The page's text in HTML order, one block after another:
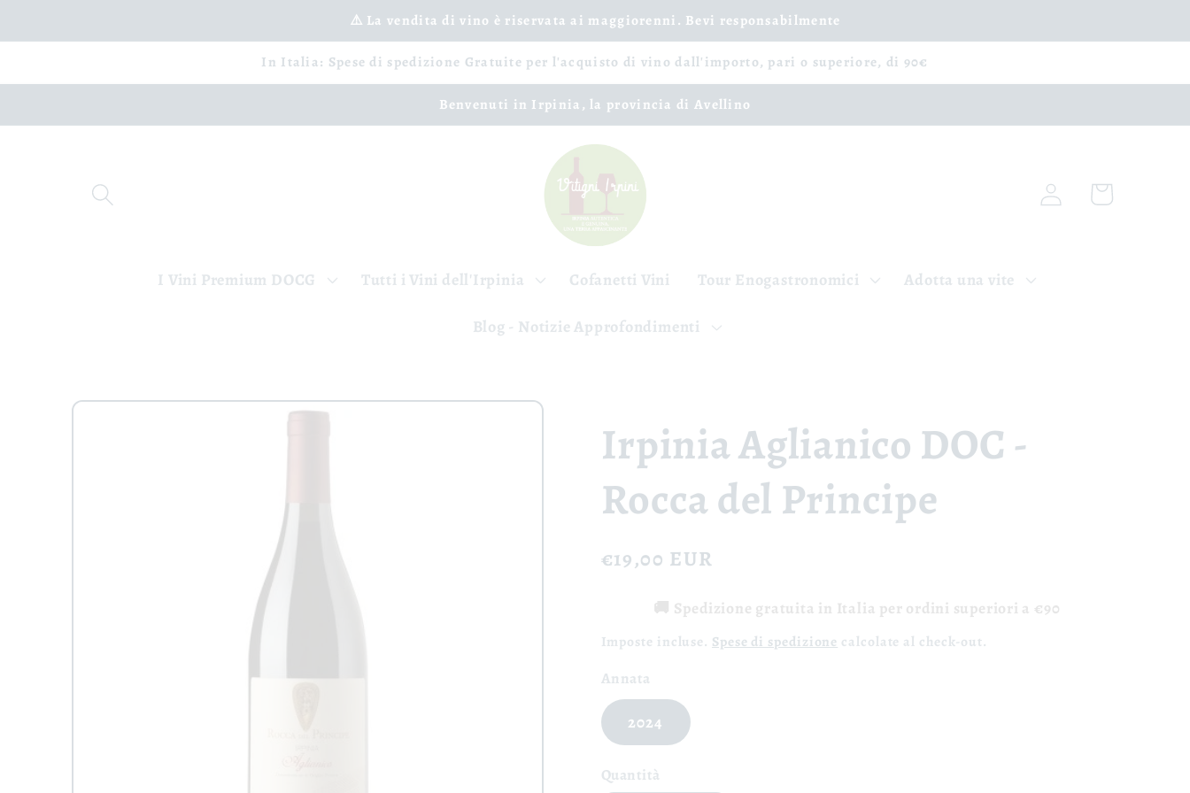
ai contenuti
⚠️ La vendita di vino è riservata ai maggiorenni. Bevi responsabilmente
In Italia: Spese di spedizione Gratuite per l'acquisto di vino dall'importo, pari o superiore, di 90€
Benvenuti in Irpinia, la provincia di Avellino
I Vini Premium DOCG Tutti i Vini dell'Irpinia Cofanetti Vini Tour Enogastronomici Adotta una vite
Blog - Notizie Approfondimenti
Accedi Carrello
Irpinia Aglianico DOC -
Rocca del Principe
Prezzo
listino
€19,00 EUR
🚚 Spedizione gratuita in Italia per ordini superiori a €90
Imposte incluse. Spese di spedizione calcolate al check-out.
Annata
2024
Quantità